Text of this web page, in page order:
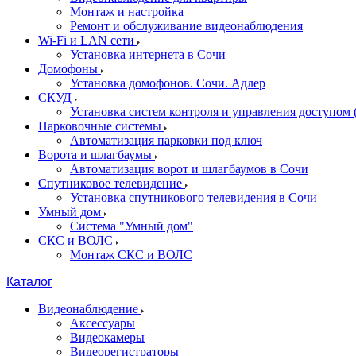
Монтаж и настройка
Ремонт и обслуживание видеонаблюдения
Wi-Fi и LAN сети
Установка интернета в Сочи
Домофоны
Установка домофонов. Сочи. Адлер
СКУД
Установка систем контроля и управления
Парковочные системы
Автоматизация парковки под ключ
Ворота и шлагбаумы
Автоматизация ворот и шлагбаумов в Сочи
Спутниковое телевидение
Установка спутникового телевидения в Сочи
Умный дом
Система "Умный дом"
СКС и ВОЛС
Монтаж СКС и ВОЛС
Каталог
Видеонаблюдение
Аксессуары
Видеокамеры
Видеорегистраторы